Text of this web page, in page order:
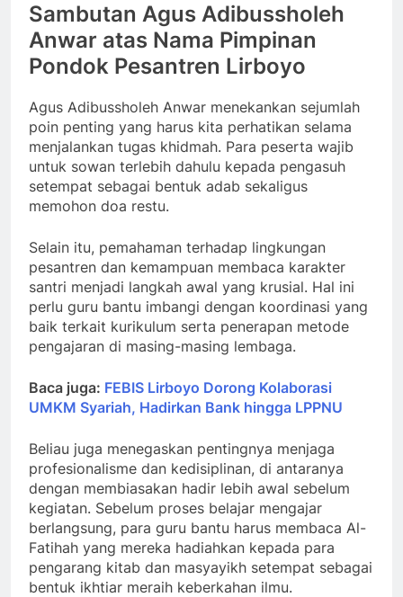
Sambutan Agus Adibussholeh
Anwar atas Nama Pimpinan
Pondok Pesantren Lirboyo
Agus Adibussholeh Anwar menekankan sejumlah
poin penting yang harus kita perhatikan selama
menjalankan tugas khidmah. Para peserta wajib
untuk sowan terlebih dahulu kepada pengasuh
setempat sebagai bentuk adab sekaligus
memohon doa restu.
Selain itu, pemahaman terhadap lingkungan
pesantren dan kemampuan membaca karakter
santri menjadi langkah awal yang krusial. Hal ini
perlu guru bantu imbangi dengan koordinasi yang
baik terkait kurikulum serta penerapan metode
pengajaran di masing-masing lembaga.
Baca juga: FEBIS Lirboyo Dorong Kolaborasi
UMKM Syariah, Hadirkan Bank hingga LPPNU
Beliau juga menegaskan pentingnya menjaga
profesionalisme dan kedisiplinan, di antaranya
dengan membiasakan hadir lebih awal sebelum
kegiatan. Sebelum proses belajar mengajar
berlangsung, para guru bantu harus membaca Al-
Fatihah yang mereka hadiahkan kepada para
pengarang kitab dan masyayikh setempat sebagai
bentuk ikhtiar meraih keberkahan ilmu.